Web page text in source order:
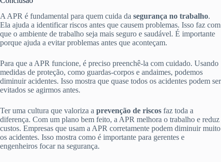
A APR é fundamental para quem cuida da segurança no trabalho.
Ela ajuda a identificar riscos antes que causem problemas. Isso faz com
que o ambiente de trabalho seja mais seguro e saudável. É importante
porque ajuda a evitar problemas antes que aconteçam.
Para que a APR funcione, é preciso preenchê-la com cuidado. Usando
medidas de proteção, como guardas-corpos e andaimes, podemos
diminuir acidentes. Isso mostra que quase todos os acidentes podem ser
evitados se agirmos antes.
Ter uma cultura que valoriza a prevenção de riscos faz toda a
diferença. Com um plano bem feito, a APR melhora o trabalho e reduz
custos. Empresas que usam a APR corretamente podem diminuir muito
os acidentes. Isso mostra como é importante para gerentes e
engenheiros focar na segurança.